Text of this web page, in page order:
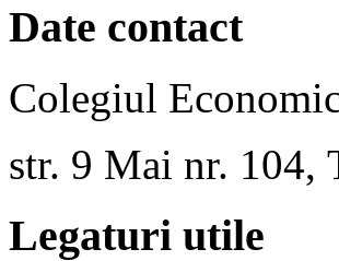
Date contact
Colegiul
str. 9 Mai nr. 104,
Legaturi utile